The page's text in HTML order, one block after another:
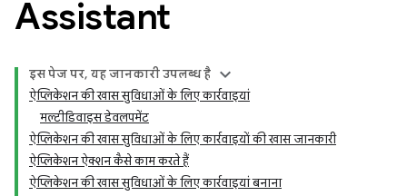
Assistant
इस पेज पर, यह जानकारी उपलब्ध है
ऐप्लिकेशन की खास सुविधाओं के लिए कार्रवाइयां
मल्टीडिवाइस डेवलपमेंट
ऐप्लिकेशन की खास सुविधाओं के लिए कार्रवाइयों की खास जानकारी
ऐप्लिकेशन ऐक्शन कैसे काम करते हैं
ऐप्लिकेशन की खास सुविधाओं के लिए कार्रवाइयां बनाना